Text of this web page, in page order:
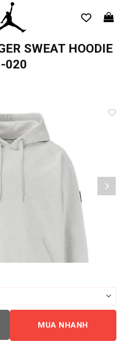
SWEAT HOODIE
020
MUA NHANH